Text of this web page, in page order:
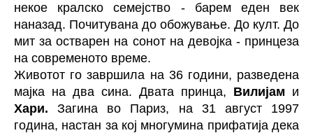
некое кралско семејство - барем еден век
наназад. Почитувана до обожување. До култ. До
мит за остварен на сонот на девојка - принцеза
на современото време.
Животот го завршила на 36 години, разведена
мајка на два сина. Двата принца, Вилијам и
Хари. Загина во Париз, на 31 август 1997
година, настан за кој многумина прифатија дека